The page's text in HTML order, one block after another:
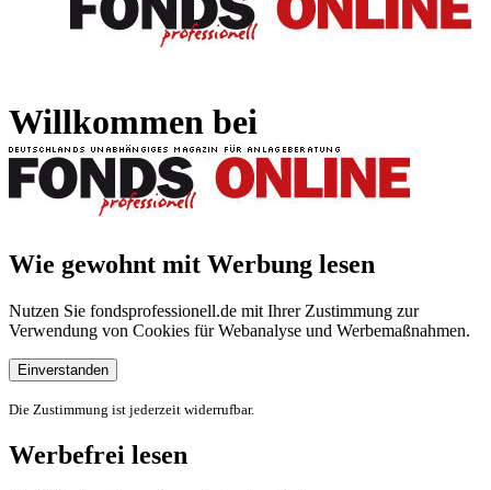
Willkommen bei
Wie gewohnt mit Werbung lesen
Nutzen Sie fondsprofessionell.de mit Ihrer Zustimmung zur
Verwendung von Cookies für Webanalyse und Werbemaßnahmen.
Einverstanden
Die Zustimmung ist jederzeit widerrufbar.
Werbefrei lesen